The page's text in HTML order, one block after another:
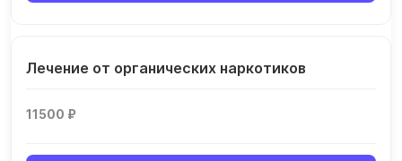
Лечение от органических наркотиков
11500 ₽